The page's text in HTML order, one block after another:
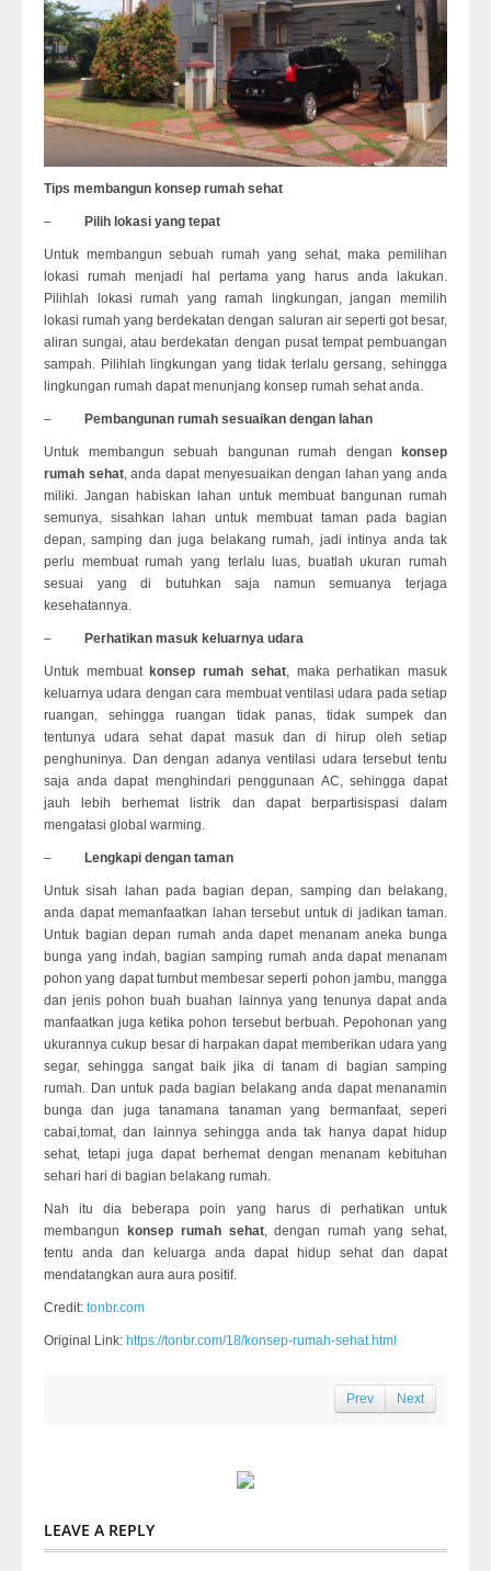
Tips membangun konsep rumah sehat
– Pilih lokasi yang tepat
Untuk membangun sebuah rumah yang sehat, maka pemilihan
lokasi rumah menjadi hal pertama yang harus anda lakukan.
Pilihlah lokasi rumah yang ramah lingkungan, jangan memilih
lokasi rumah yang berdekatan dengan saluran air seperti got besar,
aliran sungai, atau berdekatan dengan pusat tempat pembuangan
sampah. Pilihlah lingkungan yang tidak terlalu gersang, sehingga
lingkungan rumah dapat menunjang konsep rumah sehat anda.
– Pembangunan rumah sesuaikan dengan lahan
Untuk membangun sebuah bangunan rumah dengan
konsep
rumah sehat, anda dapat menyesuaikan dengan lahan yang anda
miliki. Jangan habiskan lahan untuk membuat bangunan rumah
semunya, sisahkan lahan untuk membuat taman pada bagian
depan, samping dan juga belakang rumah, jadi intinya anda tak
perlu membuat rumah yang terlalu luas, buatlah ukuran rumah
sesuai yang di butuhkan saja namun semuanya terjaga
kesehatannya.
– Perhatikan masuk keluarnya udara
Untuk membuat konsep rumah sehat, maka perhatikan masuk
keluarnya udara dengan cara membuat ventilasi udara pada setiap
ruangan, sehingga ruangan tidak panas, tidak sumpek dan
tentunya udara sehat dapat masuk dan di hirup oleh setiap
penghuninya. Dan dengan adanya ventilasi udara tersebut tentu
saja anda dapat menghindari penggunaan AC, sehingga dapat
jauh lebih berhemat listrik dan dapat berpartisispasi dalam
mengatasi global warming.
– Lengkapi dengan taman
Untuk sisah lahan pada bagian depan, samping dan belakang,
anda dapat memanfaatkan lahan tersebut untuk di jadikan taman.
Untuk bagian depan rumah anda dapet menanam aneka bunga
bunga yang indah, bagian samping rumah anda dapat menanam
pohon yang dapat tumbut membesar seperti pohon jambu, mangga
dan jenis pohon buah buahan lainnya yang tenunya dapat anda
manfaatkan juga ketika pohon tersebut berbuah. Pepohonan yang
ukurannya cukup besar di harpakan dapat memberikan udara yang
segar, sehingga sangat baik jika di tanam di bagian samping
rumah. Dan untuk pada bagian belakang anda dapat menanamin
bunga dan juga tanamana tanaman yang bermanfaat, seperi
cabai,tomat, dan lainnya sehingga anda tak hanya dapat hidup
sehat, tetapi juga dapat berhemat dengan menanam kebituhan
sehari hari di bagian belakang rumah.
Nah itu dia beberapa poin yang harus di perhatikan untuk
membangun
konsep rumah sehat, dengan rumah yang sehat,
tentu anda dan keluarga anda dapat hidup sehat dan dapat
mendatangkan aura aura positif.
Credit: tonbr.com
Original Link: https://tonbr.com/18/konsep-rumah-sehat.html
Prev Next
LEAVE A REPLY